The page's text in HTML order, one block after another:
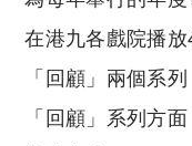
在港九各戲院播
「回顧」兩個系
「回顧」系列方